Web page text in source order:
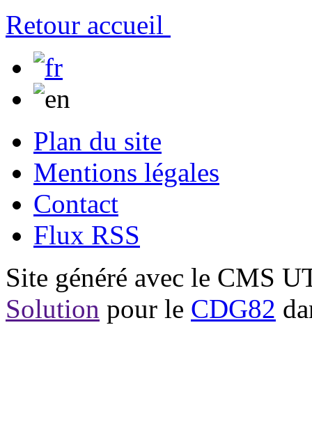
Retour accueil
Plan du site
Mentions légales
Contact
Flux RSS
Site généré avec le CMS
Solution pour le CDG82